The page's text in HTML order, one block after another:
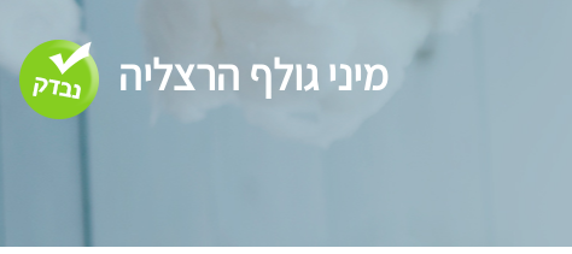
מיני גולף הרצליה